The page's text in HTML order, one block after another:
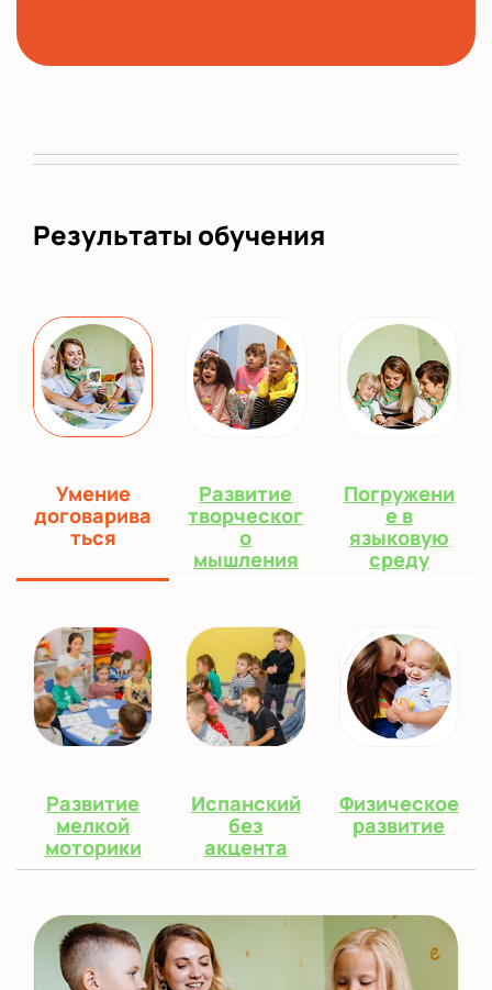
Результаты обучения
Умение
договарива
ться
Развитие
творческог
о
мышления
Погружени
е в
языковую
среду
Развитие
мелкой
моторики
Испанский
без
акцента
Физическое
развитие